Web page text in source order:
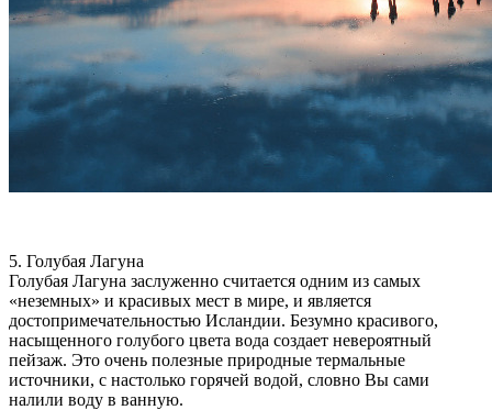
5. Голубая Лагуна
Голубая Лагуна заслуженно считается одним из самых
«неземных» и красивых мест в мире, и является
достопримечательностью Исландии. Безумно красивого,
насыщенного голубого цвета вода создает невероятный
пейзаж. Это очень полезные природные термальные
источники, с настолько горячей водой, словно Вы сами
налили воду в ванную.